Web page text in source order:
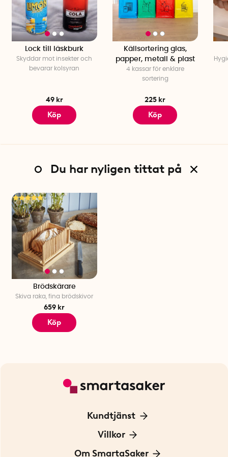
Lock till läskburk
Skyddar mot insekter och
bevarar kolsyran
49 kr
Köp
Källsortering glas,
papper, metall & plast
4 kassar för enklare
sortering
225 kr
Köp
Du har nyligen tittat på
Brödskärare
Skiva raka, fina brödskivor
659 kr
Köp
Kundtjänst
Kontakta oss
För Företag
Villkor
Frakt och leverans
Om SmartaSaker